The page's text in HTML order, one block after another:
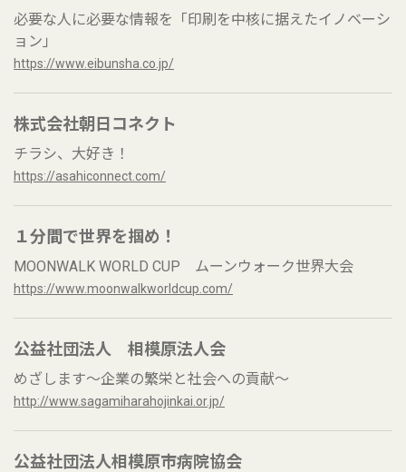
必要な人に必要な情報を「印刷を中核に据えたイノベーシ
ョン」
https://www.eibunsha.co.jp/
株式会社朝日コネクト
チラシ、大好き！
https://asahiconnect.com/
１分間で世界を掴め！
MOONWALK WORLD CUP ムーンウォーク世界大会
https://www.moonwalkworldcup.com/
公益社団法人 相模原法人会
めざします～企業の繁栄と社会への貢献～
http://www.sagamiharahojinkai.or.jp/
公益社団法人相模原市病院協会